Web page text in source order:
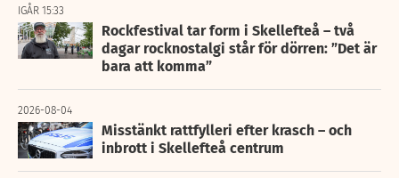
IGÅR 15:33
Rockfestival tar form i Skellefteå – två
dagar rocknostalgi står för dörren: ”Det är
bara att komma”
2026-08-04
Misstänkt rattfylleri efter krasch – och
inbrott i Skellefteå centrum